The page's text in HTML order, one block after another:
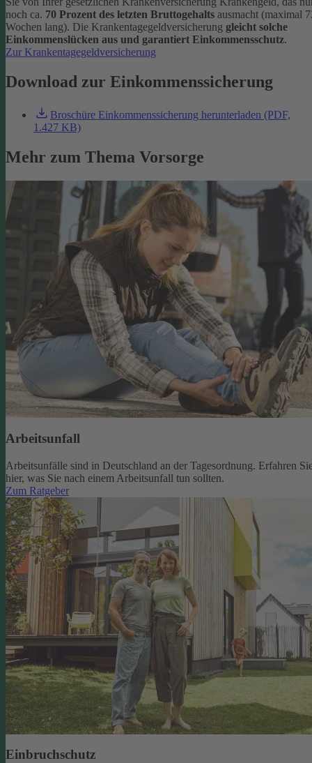
noch ca. 70 Prozent des letzten Bruttogehalts ausmacht (maximal
Wochen lang). Die Krankentagegeldversicherung gleicht solche
Einkommenslücken aus und garantiert Einkommensschutz.
Zur Krankentagegeldversicherung
Download zur Einkommenssicherung
Broschüre Einkommenssicherung herunterladen (PDF,
1.427 KB)
Mehr zum Thema Vorsorge
Arbeitsunfall
Arbeitsunfälle sind in Deutschland an der Tagesordnung. Erfahren
hier, was Sie nach einem Arbeitsunfall tun sollten.
Zum Ratgeber
Einbruchschutz